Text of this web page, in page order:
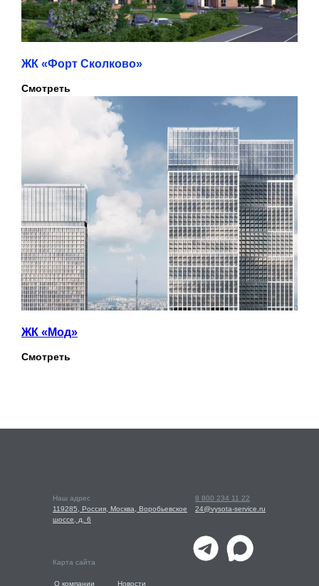
ЖК «Форт Сколково»
Смотреть
ЖК «Мод»
Смотреть
Наш адрес
8 800 234 11 22
24@vysota-service.ru
Карта сайта
О компании Новости
119285, Россия, Москва, Воробьевское
шоссе, д. 6